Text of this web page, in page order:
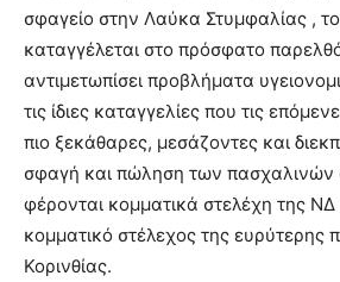
σφαγείο στην Λαύκα Στυμφαλίας ,
καταγγέλεται στο πρόσφατο
αντιμετωπίσει προβλήματα
τις ίδιες καταγγελίες που τις
πιο ξεκάθαρες, μεσάζοντες και
σφαγή και πώληση των
φέρονται κομματικά στελέχη της
κομματικό στέλεχος της ευρύτερης
Κορινθίας.